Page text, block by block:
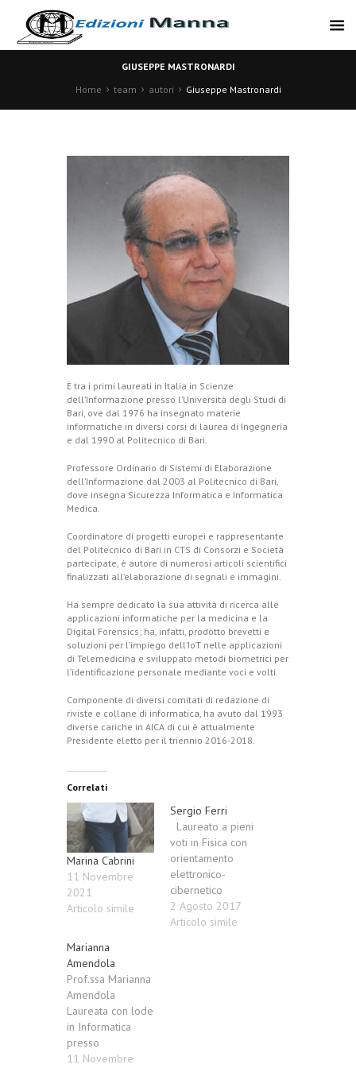
GIUSEPPE MASTRONARDI
Home
team autori Giuseppe Mastronardi
È tra i primi laureati in Italia in Scienze
dell’Informazione presso l’Università degli Studi di
Bari, ove dal 1976 ha insegnato materie
informatiche in diversi corsi di laurea di Ingegneria
e dal 1990 al Politecnico di Bari.
Professore Ordinario di Sistemi di Elaborazione
dell’Informazione dal 2003 al Politecnico di Bari,
dove insegna Sicurezza Informatica e Informatica
Medica.
Coordinatore di progetti europei e rappresentante
del Politecnico di Bari in CTS di Consorzi e Società
partecipate, è autore di numerosi articoli scientifici
finalizzati all’elaborazione di segnali e immagini.
Ha sempre dedicato la sua attività di ricerca alle
applicazioni informatiche per la medicina e la
Digital Forensics; ha, infatti, prodotto brevetti e
soluzioni per l’impiego dell’IoT nelle applicazioni
di Telemedicina e sviluppato metodi biometrici per
l’identificazione personale mediante voci e volti.
Componente di diversi comitati di redazione di
riviste e collane di informatica, ha avuto dal 1993
diverse cariche in AICA di cui è attualmente
Presidente eletto per il triennio 2016-2018.
Correlati
Marina Cabrini
11 Novembre
2021
Articolo simile
Sergio Ferri
Laureato a pieni
voti in Fisica con
orientamento
elettronico-
cibernetico
presso
l’Università di
2 Agosto 2017
Articolo simile
Marianna
Amendola
Prof.ssa Marianna
Amendola
Laureata con lode
in Informatica
presso
l’Università degli
11 Novembre